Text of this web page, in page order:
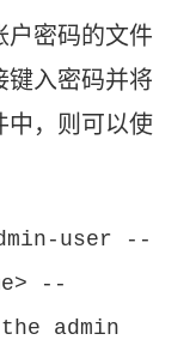
户密码的文件
键入密码并将
中，则可以使
user --
--
admin